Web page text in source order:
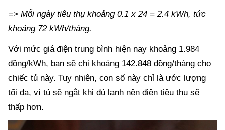
=> Mỗi ngày tiêu thụ khoảng 0.1 x 24 = 2.4 kWh, tức
khoảng 72 kWh/tháng.
Với mức giá điện trung bình hiện nay khoảng 1.984
đồng/kWh, bạn sẽ chi khoảng 142.848 đồng/tháng cho
chiếc tủ này. Tuy nhiên, con số này chỉ là ước lượng
tối đa, vì tủ sẽ ngắt khi đủ lạnh nên điện tiêu thụ sẽ
thấp hơn.